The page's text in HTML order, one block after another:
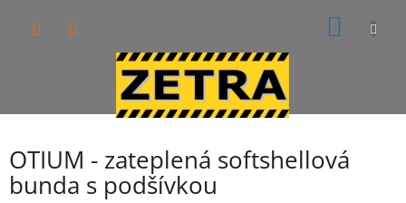
OTIUM - zateplená softshellová
bunda s podšívkou